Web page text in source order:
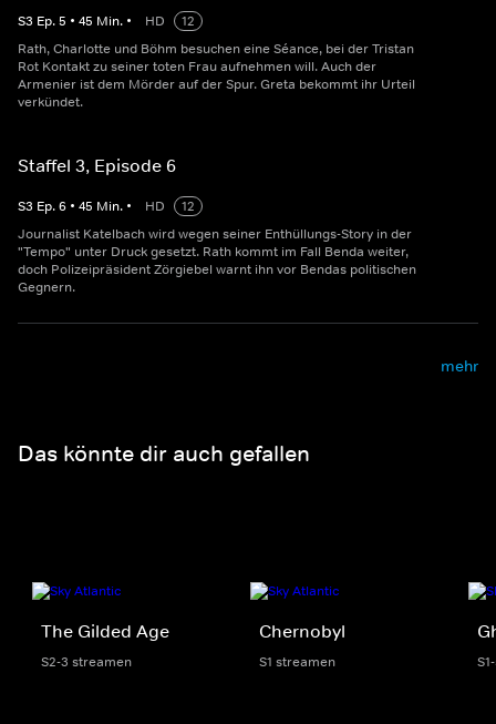
S3 Ep.5 • 45 Min. • HD
12
Rath, Charlotte und Böhm besuchen eine Séance, bei der Tristan
Rot Kontakt zu seiner toten Frau aufnehmen will. Auch der
Armenier ist dem Mörder auf der Spur. Greta bekommt ihr Urteil
verkündet.
Staffel 3, Episode 6
S3 Ep.6 • 45 Min. • HD
12
Journalist Katelbach wird wegen seiner Enthüllungs-Story in der
"Tempo" unter Druck gesetzt. Rath kommt im Fall Benda weiter,
doch Polizeipräsident Zörgiebel warnt ihn vor Bendas politischen
Gegnern.
mehr
Das könnte dir auch gefallen
The Gilded Age
S2-3 streamen
Chernobyl
S1 streamen